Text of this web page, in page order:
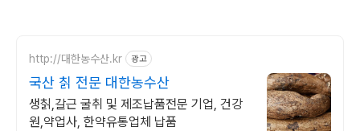
http://대한농수산.kr 광고
국산 칡 전문 대한농수산
생칡,갈근 굴취 및 제조납품전문 기업, 건강
원,약업사, 한약유통업체 납품